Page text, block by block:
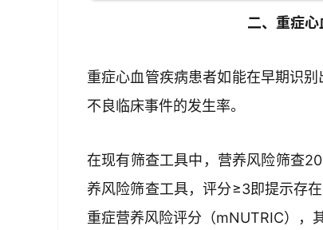
二、重症
重症心血管疾病患者如能在早期识
不良临床事件的发生率。
在现有筛查工具中，营养风险筛查
养风险筛查工具，评分≥3即提示存
重症营养风险评分（mNUTRIC），